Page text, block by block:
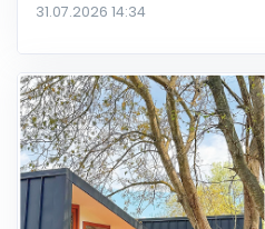
31.07.2026 14:34